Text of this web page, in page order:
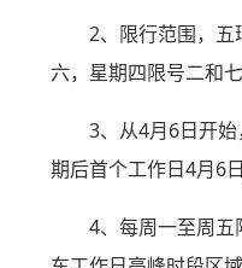
2、限行范围，
六，星期四限号二和
3、从4月6日开
期后首个工作日4月6
4、每周一至周